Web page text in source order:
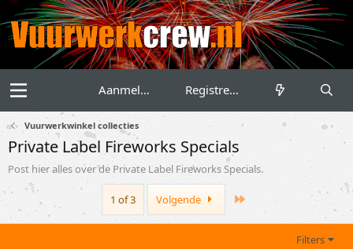
Aanmelden Registreren
Vuurwerkwinkel collecties
Private Label Fireworks Specials
Post hier alles over de Private Label Fireworks Specials.
1 of 3 Volgende
Filters